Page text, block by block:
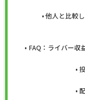
他人と比較
FAQ：ライバー収